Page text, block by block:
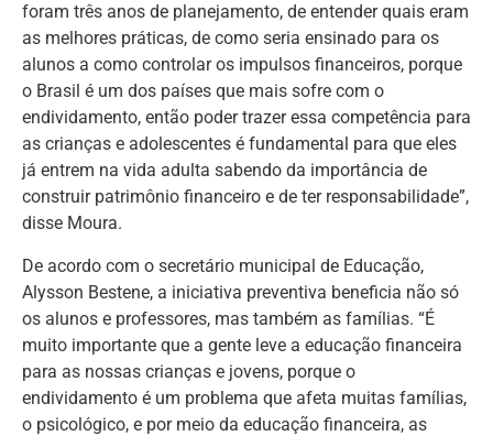
foram três anos de planejamento, de entender quais eram
as melhores práticas, de como seria ensinado para os
alunos a como controlar os impulsos financeiros, porque
o Brasil é um dos países que mais sofre com o
endividamento, então poder trazer essa competência para
as crianças e adolescentes é fundamental para que eles
já entrem na vida adulta sabendo da importância de
construir patrimônio financeiro e de ter responsabilidade”,
disse Moura.
De acordo com o secretário municipal de Educação,
Alysson Bestene, a iniciativa preventiva beneficia não só
os alunos e professores, mas também as famílias. “É
muito importante que a gente leve a educação financeira
para as nossas crianças e jovens, porque o
endividamento é um problema que afeta muitas famílias,
o psicológico, e por meio da educação financeira, as